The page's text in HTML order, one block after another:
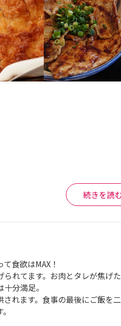
かけられたご飯食べやすかった
身の甘いこと〜
続きを読
食欲はMAX！
れてます。お肉とタレが焦
分満足。
れます。食事の最後にご飯